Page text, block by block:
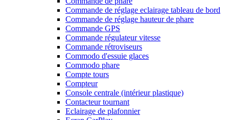
Commande de réglage eclairage tableau de bord
Commande de réglage hauteur de phare
Commande GPS
Commande régulateur vitesse
Commande rétroviseurs
Commodo d'essuie glaces
Commodo phare
Compte tours
Compteur
Console centrale (intérieur plastique)
Contacteur tournant
Eclairage de plafonnier